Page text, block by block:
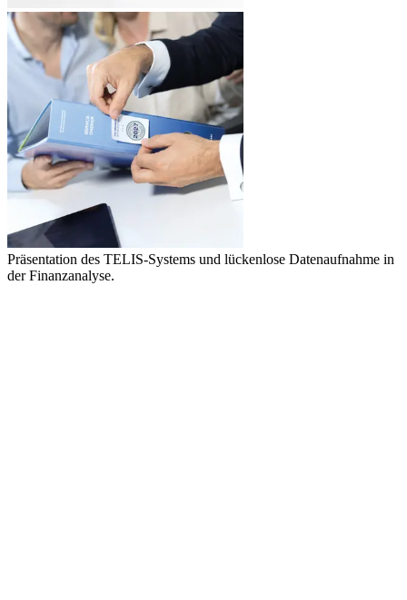
Präsentation des TELIS-Systems und lückenlose Datenaufnahme in
der Finanzanalyse.